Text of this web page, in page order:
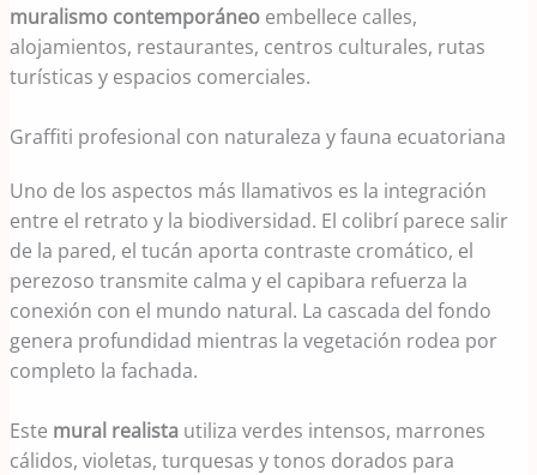
muralismo contemporáneo embellece calles,
alojamientos, restaurantes, centros culturales, rutas
turísticas y espacios comerciales.
Graffiti profesional con naturaleza y fauna ecuatoriana
Uno de los aspectos más llamativos es la integración
entre el retrato y la biodiversidad. El colibrí parece salir
de la pared, el tucán aporta contraste cromático, el
perezoso transmite calma y el capibara refuerza la
conexión con el mundo natural. La cascada del fondo
genera profundidad mientras la vegetación rodea por
completo la fachada.
Este mural realista utiliza verdes intensos, marrones
cálidos, violetas, turquesas y tonos dorados para